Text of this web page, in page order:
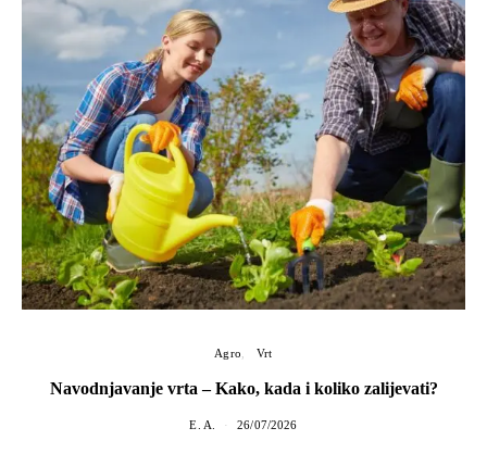
Agro Vrt
Navodnjavanje vrta – Kako, kada i koliko zalijevati?
E. A. 26/07/2026